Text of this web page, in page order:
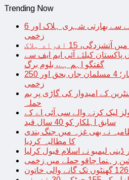
Trending Now
اسرائیل میں میزائل لگنے سے بھارتی شہری ہلاک اور 6
زخمی
15 افراد ہلاک
پاکستان کیلئے آئی ایم ایف سے
گفتگو اہم ہے، بلوم برگ
بھارت میں مدرسہ مسمار؛ 4 مسلمان جاں بحق اور 250
زخمی
کے امیدوار کی گاڑی پر بم
حملہ
لیک کرنے والے سی آئی اے کے
سابق اہلکار کو 40 سال قید
نے بھی غزہ میں جنگ بندی
کا مطالبہ کردیا
لیمبو نے اسلام قبول کرلیا
رہنما چاقو حملے میں زخمی